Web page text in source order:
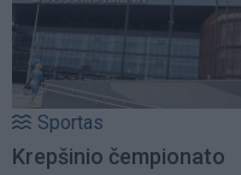
Sportas
Krepšinio čempionato